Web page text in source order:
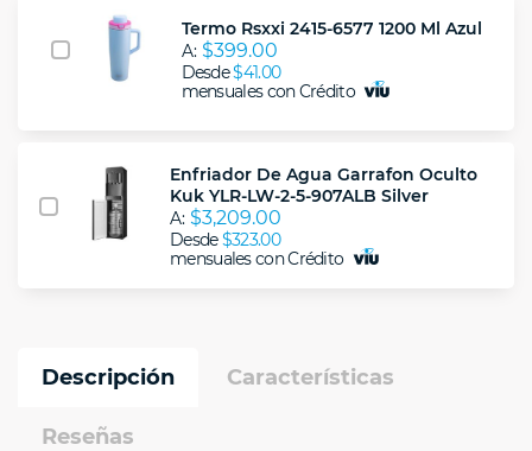
Termo Rsxxi 2415-6577 1200 Ml Azul
A: $399.00
Desde$41.00
mensuales con Crédito
Enfriador De Agua Garrafon Oculto
Kuk YLR-LW-2-5-907ALB Silver
A: $3,209.00
Desde$323.00
mensuales con Crédito
Descripción Características
Reseñas